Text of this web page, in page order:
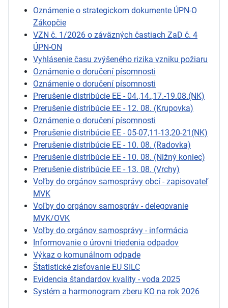
Oznámenie o strategickom dokumente ÚPN-O
Zákopčie
VZN č. 1/2026 o záväzných častiach ZaD č. 4
ÚPN-ON
Vyhlásenie času zvýšeného rizika vzniku požiaru
Oznámenie o doručení písomnosti
Oznámenie o doručení písomnosti
Prerušenie distribúcie EE - 04.,14.,17.-19.08.(NK)
Prerušenie distribúcie EE - 12. 08. (Krupovka)
Oznámenie o doručení písomnosti
Prerušenie distribúcie EE - 05-07,11-13,20-21(NK)
Prerušenie distribúcie EE - 10. 08. (Radovka)
Prerušenie distribúcie EE - 10. 08. (Nižný koniec)
Prerušenie distribúcie EE - 13. 08. (Vrchy)
Voľby do orgánov samosprávy obcí - zapisovateľ
MVK
Voľby do orgánov samospráv - delegovanie
MVK/OVK
Voľby do orgánov samosprávy - informácia
Informovanie o úrovni triedenia odpadov
Výkaz o komunálnom odpade
Štatistické zisťovanie EU SILC
Evidencia štandardov kvality - voda 2025
Systém a harmonogram zberu KO na rok 2026